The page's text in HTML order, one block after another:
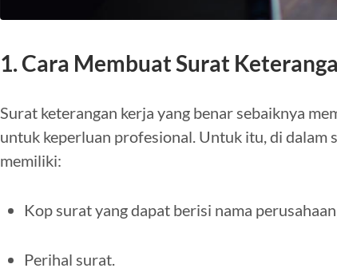
1. Cara Membuat Surat
Surat keterangan kerja yang benar sebaiknya
untuk keperluan profesional. Untuk itu, di dalam
memiliki:
Kop surat yang dapat berisi nama
Perihal surat.